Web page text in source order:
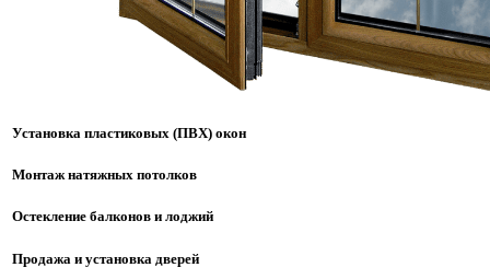
Установка пластиковых (ПВХ) окон
Монтаж натяжных потолков
Остекление балконов и лоджий
Продажа и установка дверей